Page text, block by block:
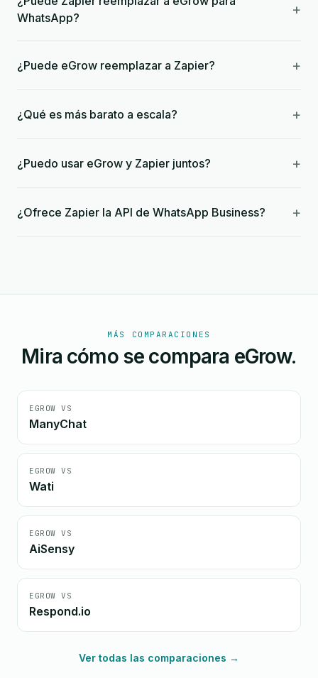
WhatsApp?
+
¿Puede eGrow reemplazar a Zapier? +
¿Qué es más barato a escala? +
¿Puedo usar eGrow y Zapier juntos? +
¿Ofrece Zapier la API de WhatsApp Business? +
MÁS COMPARACIONES
Mira cómo se compara eGrow.
EGROW VS
ManyChat
EGROW VS
Wati
EGROW VS
AiSensy
EGROW VS
Respond.io
Ver todas las comparaciones →